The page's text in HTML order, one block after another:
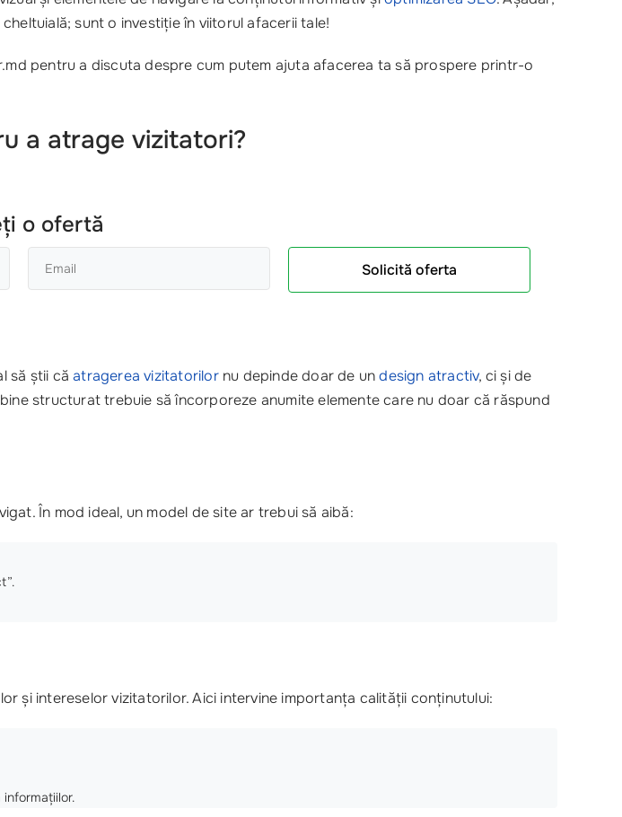
sunt o investiție în viitorul afacerii tale!
pentru a discuta despre cum putem ajuta afacerea ta să prospere printr-o
a atrage vizitatori?
o ofertă
Solicită oferta
să știi căatragerea vizitatorilornu depinde doar de undesign atractiv, ci și de
structurat trebuie să încorporeze anumite elemente care nu doar că răspund
În mod ideal, un model de site ar trebui să aibă:
și intereselor vizitatorilor. Aici intervine importanța calității conținutului: